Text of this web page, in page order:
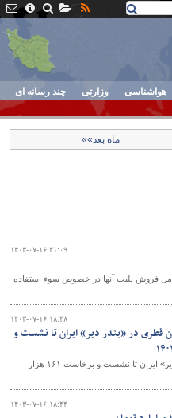
هواشناسی وزارتی چند رسانه ای
ماه بعد»»
۱۴۰۳-۰۷-۱۶ ۲۱:۰۹
فروش بلیت آنها در خصوص سوء استفاده
۱۴۰۳-۰۷-۱۶ ۱۸:۴۸
قطری در «بندر دیر» ایران تا نشست و
در ۱۲۰ ثانیه امروز ۱۶ مهر از امضای تفاهم‌نامه مشارکت سرمایه‌گذاران قطری در «بندر دیر» ایران تا نشست و برخاست ۱۶۱ هزار
۱۴۰۳-۰۷-۱۶ ۱۸:۴۴